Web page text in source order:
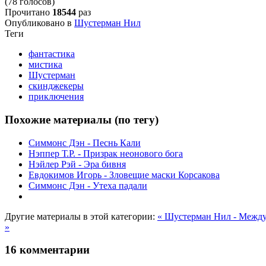
Прочитано 18544 раз
Опубликовано в Шустерман Нил
Теги
фантастика
мистика
Шустерман
скинджекеры
приключения
Похожие материалы (по тегу)
Симмонс Дэн - Песнь Кали
Нэппер Т.Р. - Призрак неонового бога
Нэйлер Рэй - Эра бивня
Евдокимов Игорь - Зловещие маски Корсакова
Симмонс Дэн - Утеха падали
Другие материалы в этой категории: « Шустерман Нил -
»
16 комментарии